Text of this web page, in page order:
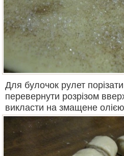
Для булочок рулет
перевернути розрізом
викласти на змащене